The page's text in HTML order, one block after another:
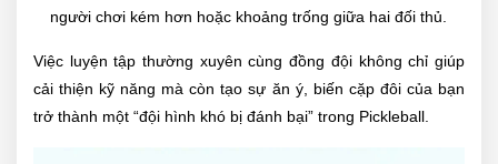
người chơi kém hơn hoặc khoảng trống giữa hai đối thủ.
Việc luyện tập thường xuyên cùng đồng đội không chỉ giúp
cải thiện kỹ năng mà còn tạo sự ăn ý, biến cặp đôi của bạn
trở thành một “đội hình khó bị đánh bại” trong Pickleball.